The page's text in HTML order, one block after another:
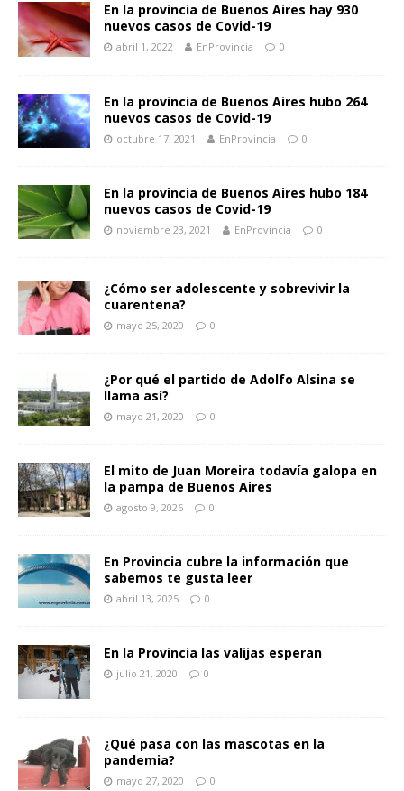
En la provincia de Buenos Aires hay 930
nuevos casos de Covid-19
abril 1, 2022 EnProvincia 0
En la provincia de Buenos Aires hubo 264
nuevos casos de Covid-19
octubre 17, 2021 EnProvincia 0
En la provincia de Buenos Aires hubo 184
nuevos casos de Covid-19
noviembre 23, 2021 EnProvincia 0
¿Cómo ser adolescente y sobrevivir la
cuarentena?
mayo 25, 2020 0
¿Por qué el partido de Adolfo Alsina se
llama así?
mayo 21, 2020 0
El mito de Juan Moreira todavía galopa en
la pampa de Buenos Aires
agosto 9, 2026 0
En Provincia cubre la información que
sabemos te gusta leer
abril 13, 2025 0
En la Provincia las valijas esperan
julio 21, 2020 0
¿Qué pasa con las mascotas en la
pandemia?
mayo 27, 2020 0